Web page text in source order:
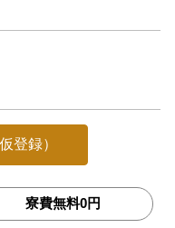
登録）
寮費無料0円